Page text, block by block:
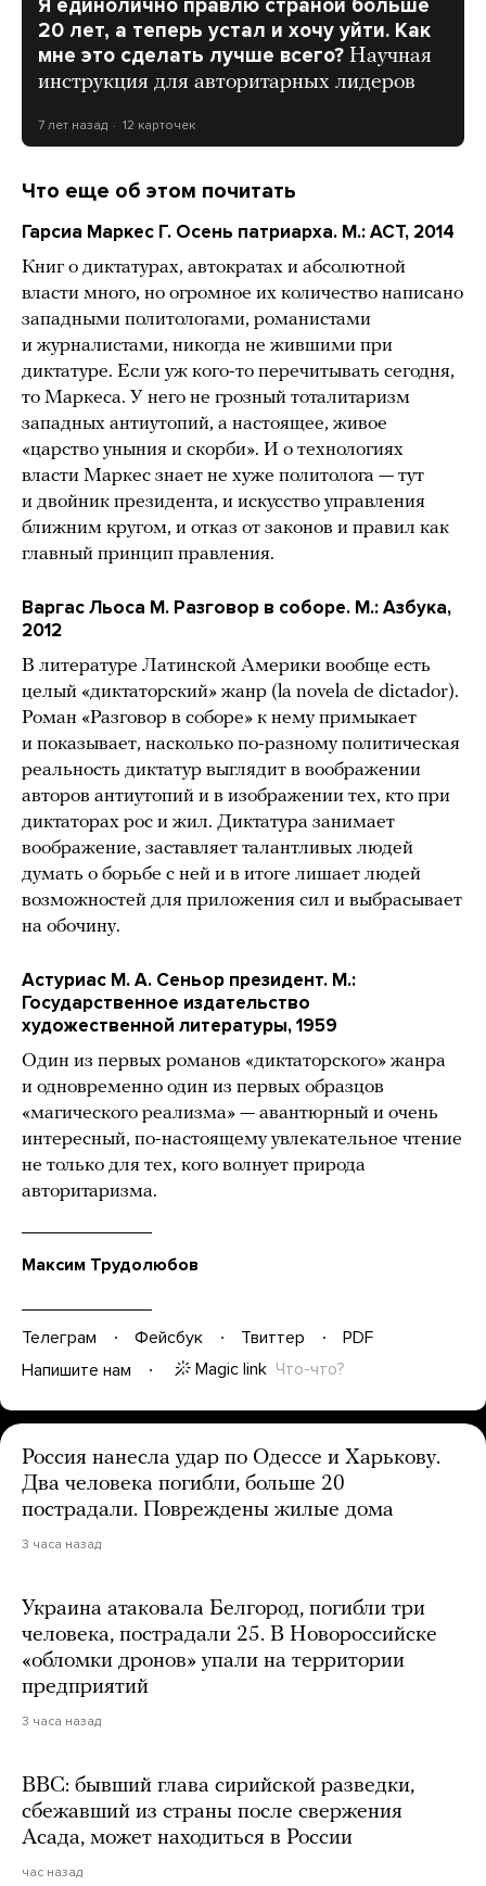
Я единолично правлю страной больше
20 лет, а теперь устал и хочу уйти. Как
мне это сделать лучше всего? Научная
инструкция для авторитарных лидеров
7 лет назад 12 карточек
Что еще об этом почитать
Гарсиа Маркес Г. Осень патриарха. М.: АСТ, 2014
Книг о диктатурах, автократах и абсолютной
власти много, но огромное их количество написано
западными политологами, романистами
и журналистами, никогда не жившими при
диктатуре. Если уж кого-то перечитывать сегодня,
то Маркеса. У него не грозный тоталитаризм
западных антиутопий, а настоящее, живое
«царство уныния и скорби». И о технологиях
власти Маркес знает не хуже политолога — тут
и двойник президента, и искусство управления
ближним кругом, и отказ от законов и правил как
главный принцип правления.
Варгас Льоса М. Разговор в соборе. М.: Азбука,
2012
В литературе Латинской Америки вообще есть
целый «диктаторcкий» жанр (la novela de dictador).
Роман «Разговор в соборе» к нему примыкает
и показывает, насколько по-разному политическая
реальность диктатур выглядит в воображении
авторов антиутопий и в изображении тех, кто при
диктаторах рос и жил. Диктатура занимает
воображение, заставляет талантливых людей
думать о борьбе с ней и в итоге лишает людей
возможностей для приложения сил и выбрасывает
на обочину.
Acтуриас М. А. Сеньор президент. М.:
Государственное издательство
художественной литературы, 1959
Один из первых романов «диктаторского» жанра
и одновременно один из первых образцов
«магического реализма» — авантюрный и очень
интересный, по-настоящему увлекательное чтение
не только для тех, кого волнует природа
авторитаризма.
Максим Трудолюбов
Телеграм Фейсбук Твиттер
PDF
Напишите нам
Magic link Что-что?
Россия нанесла удар по Одессе и Харькову.
Два человека погибли, больше 20
пострадали. Повреждены жилые дома
3 часа назад
Украина атаковала Белгород, погибли три
человека, пострадали 25. В Новороссийске
«обломки дронов» упали на территории
предприятий
3 часа назад
BBC: бывший глава сирийской разведки,
сбежавший из страны после свержения
Асада, может находиться в России
час назад